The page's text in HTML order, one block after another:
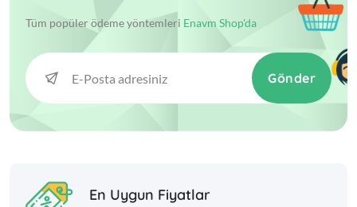
Tüm popüler ödeme yöntemleri Enavm Shop'da
Gönder
En Uygun Fiyatlar